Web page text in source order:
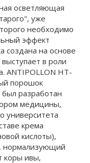
осветляющая
уже
необходимо
эффект
создана на основе
в роли
ANTIPOLLON HT-
порошок
был разработан
медицины,
университета
крема
кислоты),
нормализующий
коры ивы,